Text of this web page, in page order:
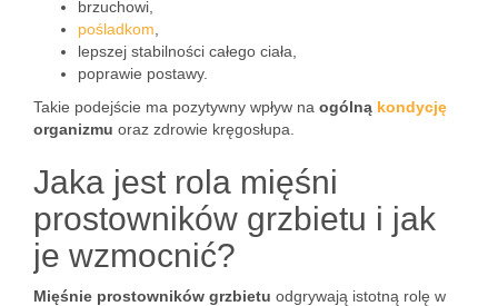
brzuchowi,
pośladkom
lepszej stabilności całego ciała,
poprawie postawy.
Takie podejście ma pozytywny wpływ na ogólną kondycję
organizmu oraz zdrowie kręgosłupa.
Jaka jest rola mięśni
prostowników grzbietu i jak
je wzmocnić?
Mięśnie prostowników grzbietu odgrywają istotną rolę w